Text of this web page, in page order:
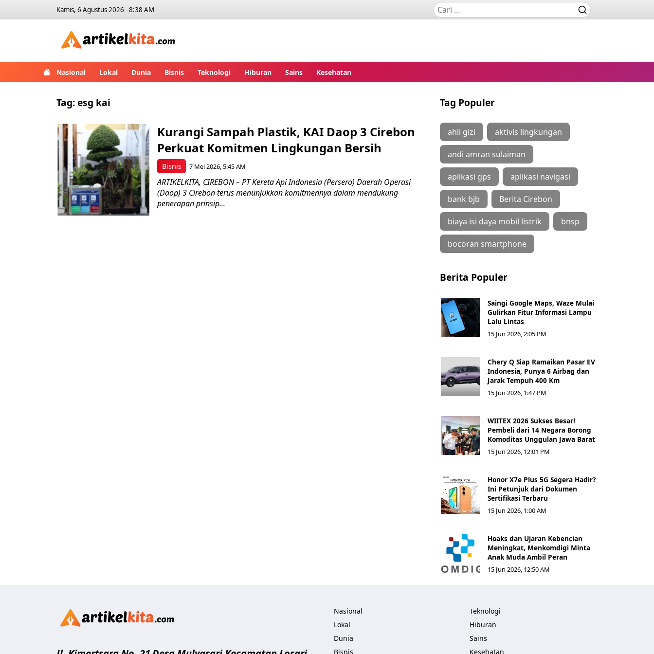
Kamis, 6 Agustus 2026 - 8:38 AM
Nasional Lokal Dunia Bisnis Teknologi Hiburan Sains Kesehatan
Tag:esg kai
Bisnis
Kurangi Sampah Plastik, KAI Daop 3 Cirebon
Perkuat Komitmen Lingkungan Bersih
7 Mei 2026, 5:45 AM
ARTIKELKITA, CIREBON – PT Kereta Api Indonesia (Persero) Daerah Operasi
(Daop) 3 Cirebon terus menunjukkan komitmennya dalam mendukung
penerapan prinsip...
Tag Populer
ahli gizi aktivis lingkungan
andi amran sulaiman
aplikasi gps aplikasi navigasi
bank bjb Berita Cirebon
biaya isi daya mobil listrik bnsp
bocoran smartphone
Berita Populer
Saingi Google Maps, Waze Mulai
Gulirkan Fitur Informasi Lampu
Lalu Lintas
15 Jun 2026, 2:05 PM
Chery Q Siap Ramaikan Pasar EV
Indonesia, Punya 6 Airbag dan
Jarak Tempuh 400 Km
15 Jun 2026, 1:47 PM
WIITEX 2026 Sukses Besar!
Pembeli dari 14 Negara Borong
Komoditas Unggulan Jawa Barat
15 Jun 2026, 12:01 PM
Honor X7e Plus 5G Segera Hadir?
Ini Petunjuk dari Dokumen
Sertifikasi Terbaru
15 Jun 2026, 1:00 AM
Hoaks dan Ujaran Kebencian
Meningkat, Menkomdigi Minta
Anak Muda Ambil Peran
15 Jun 2026, 12:50 AM
Nasional
Lokal
Dunia
Bisnis
Teknologi
Hiburan
Sains
Kesehatan